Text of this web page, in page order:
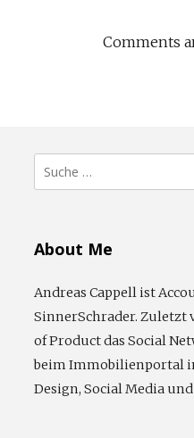
Comments
Suche
nach:
About Me
Andreas Cappell ist
SinnerSchrader. Zuletzt
of Product das Social
beim Immobilienportal
Design, Social Media